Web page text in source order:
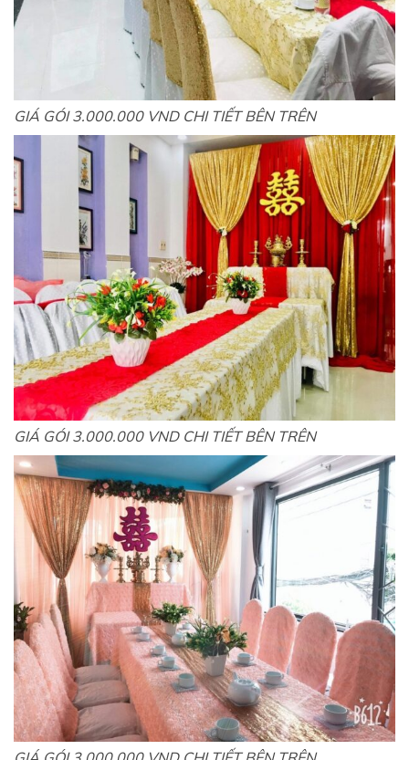
GIÁ GÓI 3.000.000 VND CHI TIẾT BÊN TRÊN
GIÁ GÓI 3.000.000 VND CHI TIẾT BÊN TRÊN